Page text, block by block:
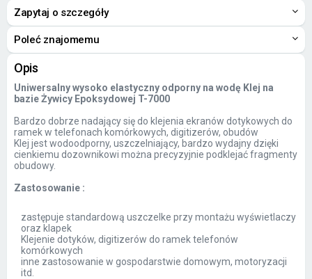
Zapytaj o szczegóły
Poleć znajomemu
Opis
Uniwersalny wysoko elastyczny odporny na wodę Klej na
bazie Żywicy Epoksydowej T-7000
Bardzo dobrze nadający się do klejenia ekranów dotykowych do
ramek w telefonach komórkowych, digitizerów, obudów
Klej jest wodoodporny, uszczelniający, bardzo wydajny dzięki
cienkiemu dozownikowi można precyzyjnie podklejać fragmenty
obudowy.
Zastosowanie :
zastępuje standardową uszczelke przy montażu wyświetlaczy
oraz klapek
Klejenie dotyków, digitizerów do ramek telefonów
komórkowych
inne zastosowanie w gospodarstwie domowym, motoryzacji
itd.